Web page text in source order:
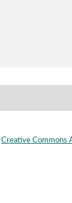
Creative Commons